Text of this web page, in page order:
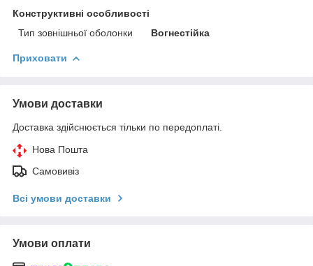
Конструктивні особливості
Тип зовнішньої оболонки
Вогнестійка
Приховати
Умови доставки
Доставка здійснюється тільки по передоплаті.
Нова Пошта
Самовивіз
Всі умови доставки
Умови оплати